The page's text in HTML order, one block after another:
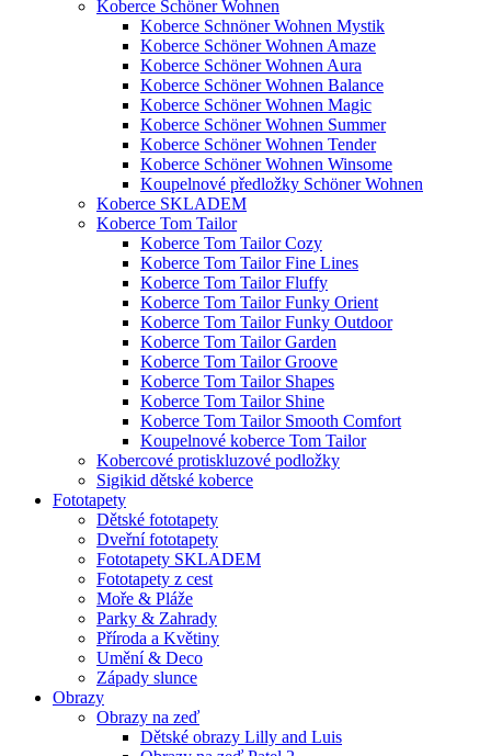
Koberce Schöner Wohnen
Koberce Schnöner Wohnen Mystik
Koberce Schöner Wohnen Amaze
Koberce Schöner Wohnen Aura
Koberce Schöner Wohnen Balance
Koberce Schöner Wohnen Magic
Koberce Schöner Wohnen Summer
Koberce Schöner Wohnen Tender
Koberce Schöner Wohnen Winsome
Koupelnové předložky Schöner Wohnen
Koberce SKLADEM
Koberce Tom Tailor
Koberce Tom Tailor Cozy
Koberce Tom Tailor Fine Lines
Koberce Tom Tailor Fluffy
Koberce Tom Tailor Funky Orient
Koberce Tom Tailor Funky Outdoor
Koberce Tom Tailor Garden
Koberce Tom Tailor Groove
Koberce Tom Tailor Shapes
Koberce Tom Tailor Shine
Koberce Tom Tailor Smooth Comfort
Koupelnové koberce Tom Tailor
Kobercové protiskluzové podložky
Sigikid dětské koberce
Fototapety
Dětské fototapety
Dveřní fototapety
Fototapety SKLADEM
Fototapety z cest
Moře & Pláže
Parky & Zahrady
Příroda a Květiny
Umění & Deco
Západy slunce
Obrazy
Obrazy na zeď
Dětské obrazy Lilly and Luis